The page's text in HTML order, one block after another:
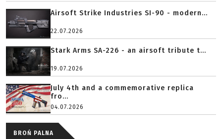
Airsoft Strike Industries SI-90 - modern...
22.07.2026
Stark Arms SA-226 - an airsoft tribute t...
19.07.2026
July 4th and a commemorative replica
fro...
04.07.2026
BROŃ PALNA